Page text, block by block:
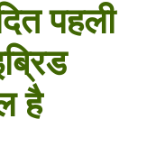
पहली
है